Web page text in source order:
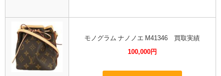
モノグラム ナノノエ M41346 買取実績
100,000円